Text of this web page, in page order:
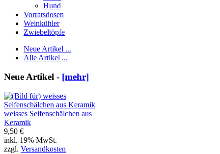
Hund
Vorratsdosen
Weinkühler
Zwiebeltöpfe
Neue Artikel ...
Alle Artikel ...
Neue Artikel - [mehr]
weisses Seifenschälchen aus
Keramik
9,50 €
inkl. 19% MwSt.
zzgl. Versandkosten